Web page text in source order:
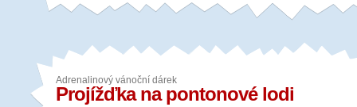
Adrenalinový vánoční dárek
Projížďka na pontonové lodi